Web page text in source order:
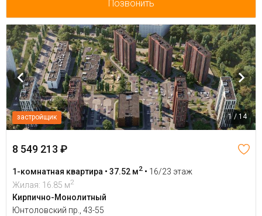
Позвонить
застройщик 1 / 14
8 549 213 ₽
1-комнатная квартира • 37.52 м2 • 16/23 этаж
Жилая: 16.85 м2
Кирпично-Монолитный
Юнтоловский пр., 43-55